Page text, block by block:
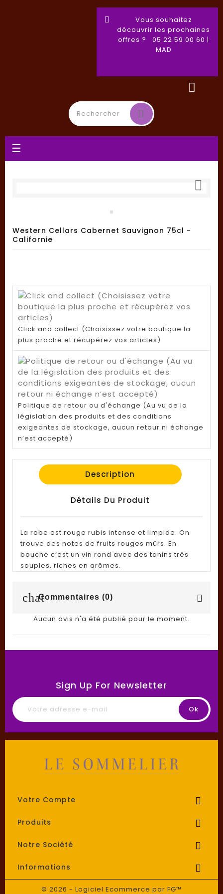
Vous souhaitez
découvrir les prochaines
offres ? 05 22 59 00 60 |
MAD
Basculer
la
☰

Western Cellars Cabernet Sauvignon 75cl -
Californie
Click and collect (Choisissez votre boutique la
plus proche et récupérez vos articles)
Politique de retour ou d'échange (Au vu de la
législation des produits et des conditions
exigeantes de stockage, aucun retour ni échange
n’est accepté)
Description
Détails Du Produit
La robe est rouge rubis intense et limpide. On
trouve des notes de fruits rouges mûrs. En
bouche c’est un vin rond avec des tanins très
souples, riches en arômes.
chatCommentaires (0)
Aucun avis n'a été publié pour le moment.
Sign Up For Newsletter
Votre Compte 
Produits 
Notre Société 
Informations 
© 2026 - Logiciel Ecommerce par FG™